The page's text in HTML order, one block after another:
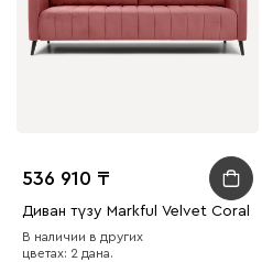
536 910
Диван түзу Markful Velvet Coral
В наличии в других
цветах: 2 дана.